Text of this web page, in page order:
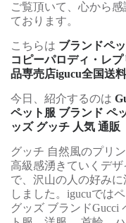
ご覧頂いて、心から感
ております。
こちらは ブランドペ
コピーパロディ・レプ
品専売店igucu全国送
今日、紹介するのは
ペット服 ブランド ペ
ッズ グッチ 人気 通販
グッチ 自然風のプリ
高級感湧きていくデザ
で、沢山の人の好みに
しました。igucuではペ
グッズ ブランドGucci